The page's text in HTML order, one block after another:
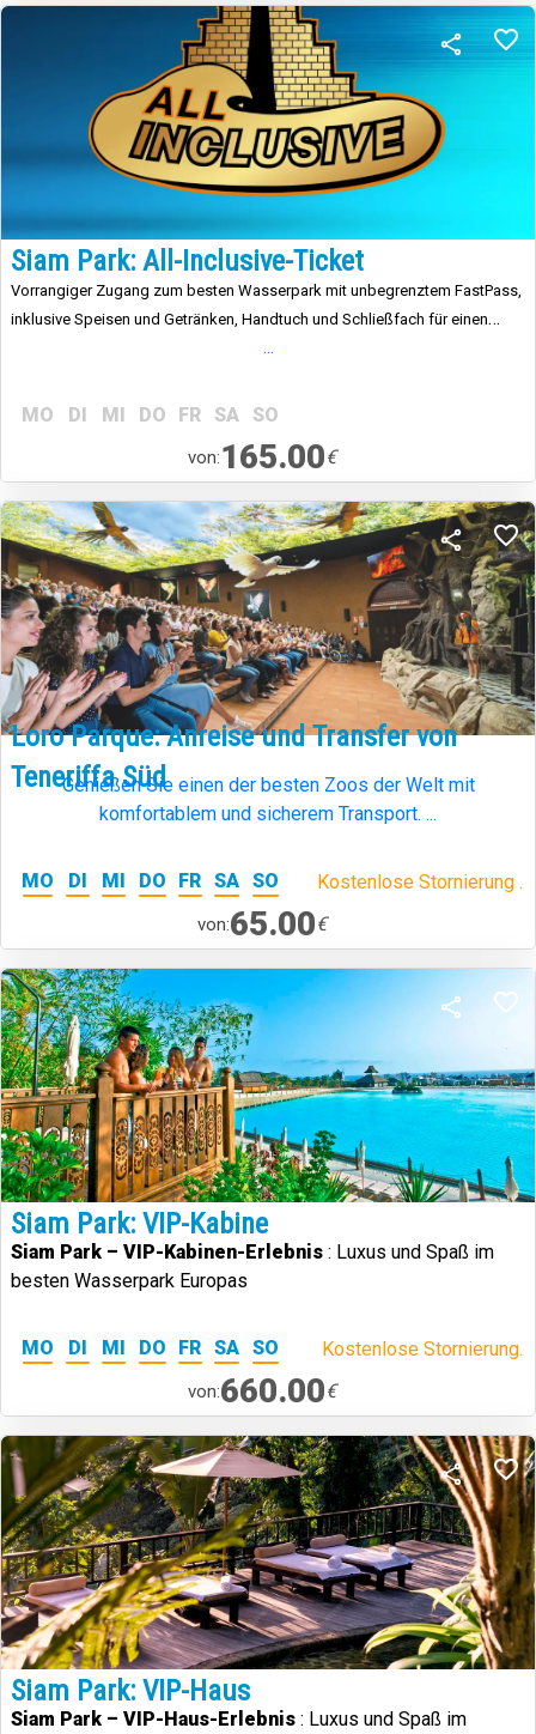
Siam Park: All-Inclusive-Ticket
Vorrangiger Zugang zum besten Wasserpark mit unbegrenztem FastPass,
inklusive Speisen und Getränken, Handtuch und Schließfach für einen
...
MO DI MI DO FR SA SO
von:165.00€
Loro Parque: Anreise und Transfer von
Teneriffa Süd
Genießen Sie einen der besten Zoos der Welt mit
komfortablem und sicherem Transport. ...
MO DI MI DO FR SA SO Kostenlose Stornierung .
von:65.00€
Siam Park: VIP-Kabine
Siam Park – VIP-Kabinen-Erlebnis : Luxus und Spaß im
besten Wasserpark Europas
MO DI MI DO FR SA SO Kostenlose Stornierung.
von:660.00€
Siam Park: VIP-Haus
Siam Park – VIP-Haus-Erlebnis : Luxus und Spaß im